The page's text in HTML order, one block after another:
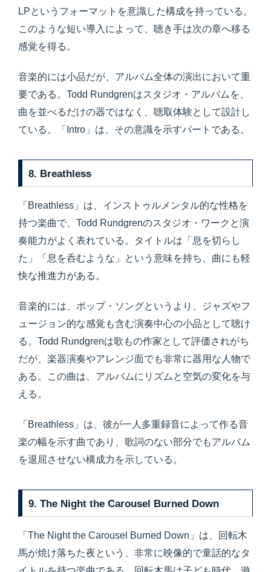
LPというフォーマットを意識した構成を持っている。
このような短い導入によって、聴き手は次の章へ移る
感覚を得る。
音楽的には小品だが、アルバム全体の演出において重
要である。Todd Rundgrenはスタジオ・アルバムを、
曲を並べるだけの器ではなく、聴取体験として設計し
ている。「Intro」は、その意識を示すパートである。
8. Breathless
「Breathless」は、インストゥルメンタル的な性格を
持つ楽曲で、Todd Rundgrenのスタジオ・ワークと演
奏能力がよく表れている。タイトルは「息を切らし
た」「息を呑むような」という意味を持ち、曲にも軽
快な推進力がある。
音楽的には、ポップ・ソングというより、ジャズやフ
ュージョン的な感覚も含む演奏中心の小品として聴け
る。Todd Rundgrenは歌もの作家として評価されがち
だが、楽器演奏やアレンジ面でも非常に器用な人物で
ある。この曲は、アルバムにリズムと空気の変化を与
える。
「Breathless」は、彼が一人多重録音によって作る音
楽の幅を示す曲であり、歌詞のない部分でもアルバム
を退屈させない構成力を示している。
9. The Night the Carousel Burned Down
「The Night the Carousel Burned Down」は、回転木
馬が焼け落ちた夜という、非常に映像的で童話的なタ